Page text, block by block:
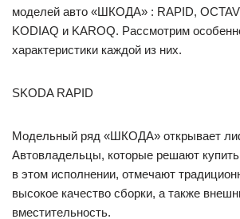
моделей авто «ШКОДА» : RAPID,
KODIAQ и KAROQ. Рассмотрим
характеристики каждой из них.
SKODA RAPID
Модельный ряд «ШКОДА» открывает
Автовладельцы, которые решают
в этом исполнении, отмечают
высокое качество сборки, а также
вместительность.